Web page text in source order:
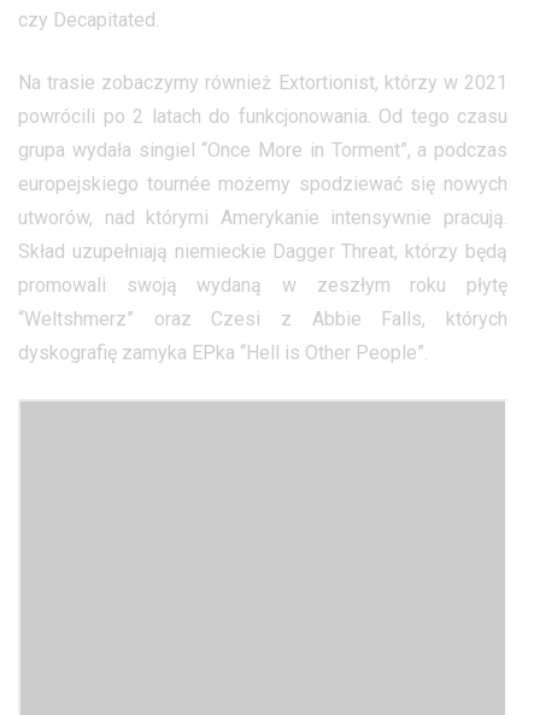
czy Decapitated.
Na trasie zobaczymy również Extortionist, którzy w 2021
powrócili po 2 latach do funkcjonowania. Od tego czasu
grupa wydała singiel “Once More in Torment”, a podczas
europejskiego tournée możemy spodziewać się nowych
utworów, nad którymi Amerykanie intensywnie pracują.
Skład uzupełniają niemieckie Dagger Threat, którzy będą
promowali swoją wydaną w zeszłym roku płytę
“Weltshmerz” oraz Czesi z Abbie Falls, których
dyskografię zamyka EPka “Hell is Other People”.